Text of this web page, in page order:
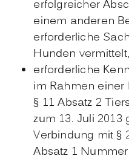
erfolgreicher
einem anderen
erforderliche
Hunden vermittelt,
erforderliche
im Rahmen einer
§ 11 Absatz 2
zum 13. Juli
Verbindung mit §
Absatz 1